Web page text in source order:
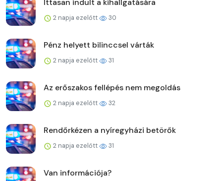
Ittasan indult a kihallgatására
2 napja ezelőtt 30
Pénz helyett bilinccsel várták
2 napja ezelőtt 31
Az erőszakos fellépés nem megoldás
2 napja ezelőtt 32
Rendőrkézen a nyíregyházi betörők
2 napja ezelőtt 31
Van információja?